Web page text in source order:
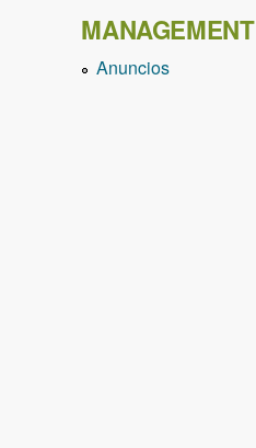
MANAGEMENT
Anuncios